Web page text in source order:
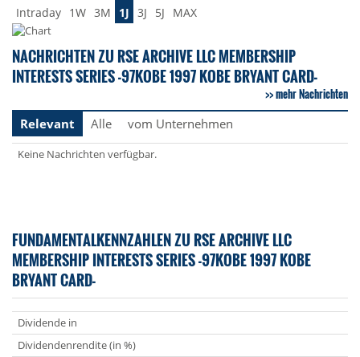
Intraday 1W 3M 1J 3J 5J MAX
NACHRICHTEN ZU RSE ARCHIVE LLC MEMBERSHIP
INTERESTS SERIES -97KOBE 1997 KOBE BRYANT CARD-
mehr Nachrichten
Relevant
Alle vom Unternehmen
Keine Nachrichten verfügbar.
FUNDAMENTALKENNZAHLEN ZU RSE ARCHIVE LLC
MEMBERSHIP INTERESTS SERIES -97KOBE 1997 KOBE
BRYANT CARD-
Dividende in
Dividendenrendite (in %)